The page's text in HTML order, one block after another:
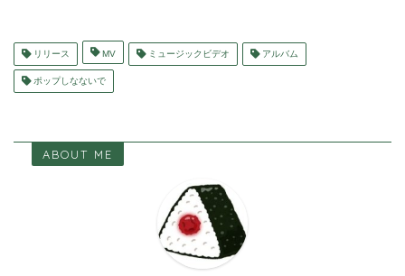
リリース MV ミュージックビデオ アルバム
ポップしなないで
ABOUT ME